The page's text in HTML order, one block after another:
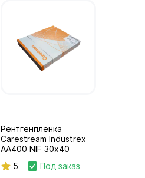
Рентгенпленка
Carestream Industrex
AA400 NIF 30х40
5
Под заказ